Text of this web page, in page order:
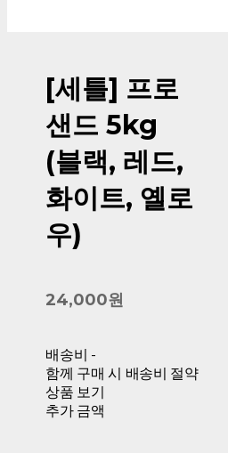
[세틀] 프로
샌드 5kg
(블랙, 레드,
화이트, 옐로
우)
24,000원
배송비 -
함께 구매 시 배송비 절약
상품 보기
추가 금액